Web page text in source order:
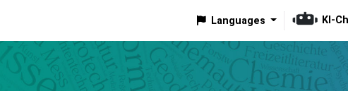
Languages KI-